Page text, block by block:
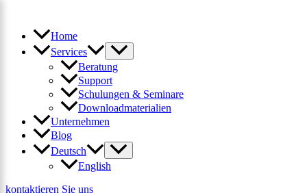
springen
Home
Services
Beratung
Support
Schulungen & Seminare
Downloadmaterialien
Unternehmen
Blog
Deutsch
English
kontaktieren Sie uns